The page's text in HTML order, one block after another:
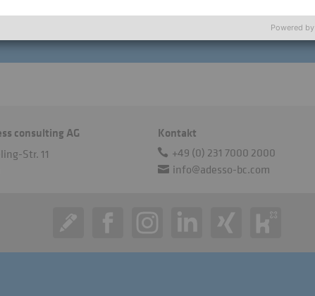
consulting AG
Str. 11
Kontakt
+49 (0) 231 7000 2000
info@adesso-bc.com
Powered by